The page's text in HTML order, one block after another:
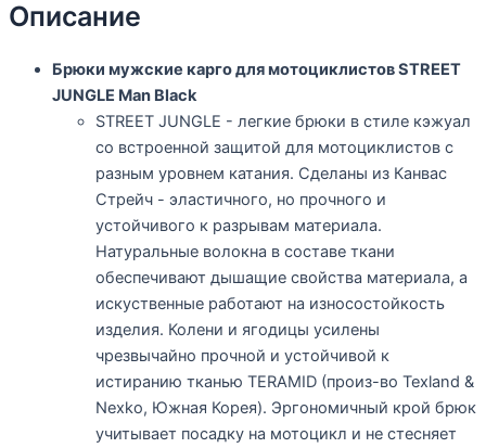
Описание
Брюки мужские карго для мотоциклистов STREET
JUNGLE Man Вlack
STREET JUNGLE - легкие брюки в стиле кэжуал
со встроенной защитой для мотоциклистов с
разным уровнем катания. Сделаны из Канвас
Стрейч - эластичного, но прочного и
устойчивого к разрывам материала.
Натуральные волокна в составе ткани
обеспечивают дышащие свойства материала, а
искуственные работают на износостойкость
изделия. Колени и ягодицы усилены
чрезвычайно прочной и устойчивой к
истиранию тканью TERAMID (произ-во Texland &
Nexko, Южная Корея). Эргономичный крой брюк
учитывает посадку на мотоцикл и не стесняет